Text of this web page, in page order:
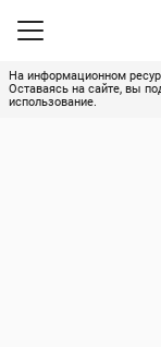
На информационном
Оставаясь на сайте, вы
использование.